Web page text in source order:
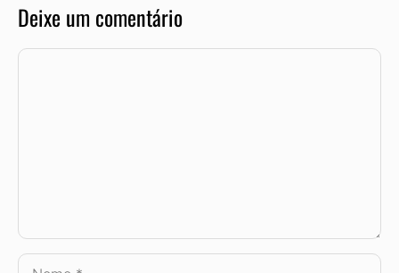
Deixe um comentário
Comentário
Nome